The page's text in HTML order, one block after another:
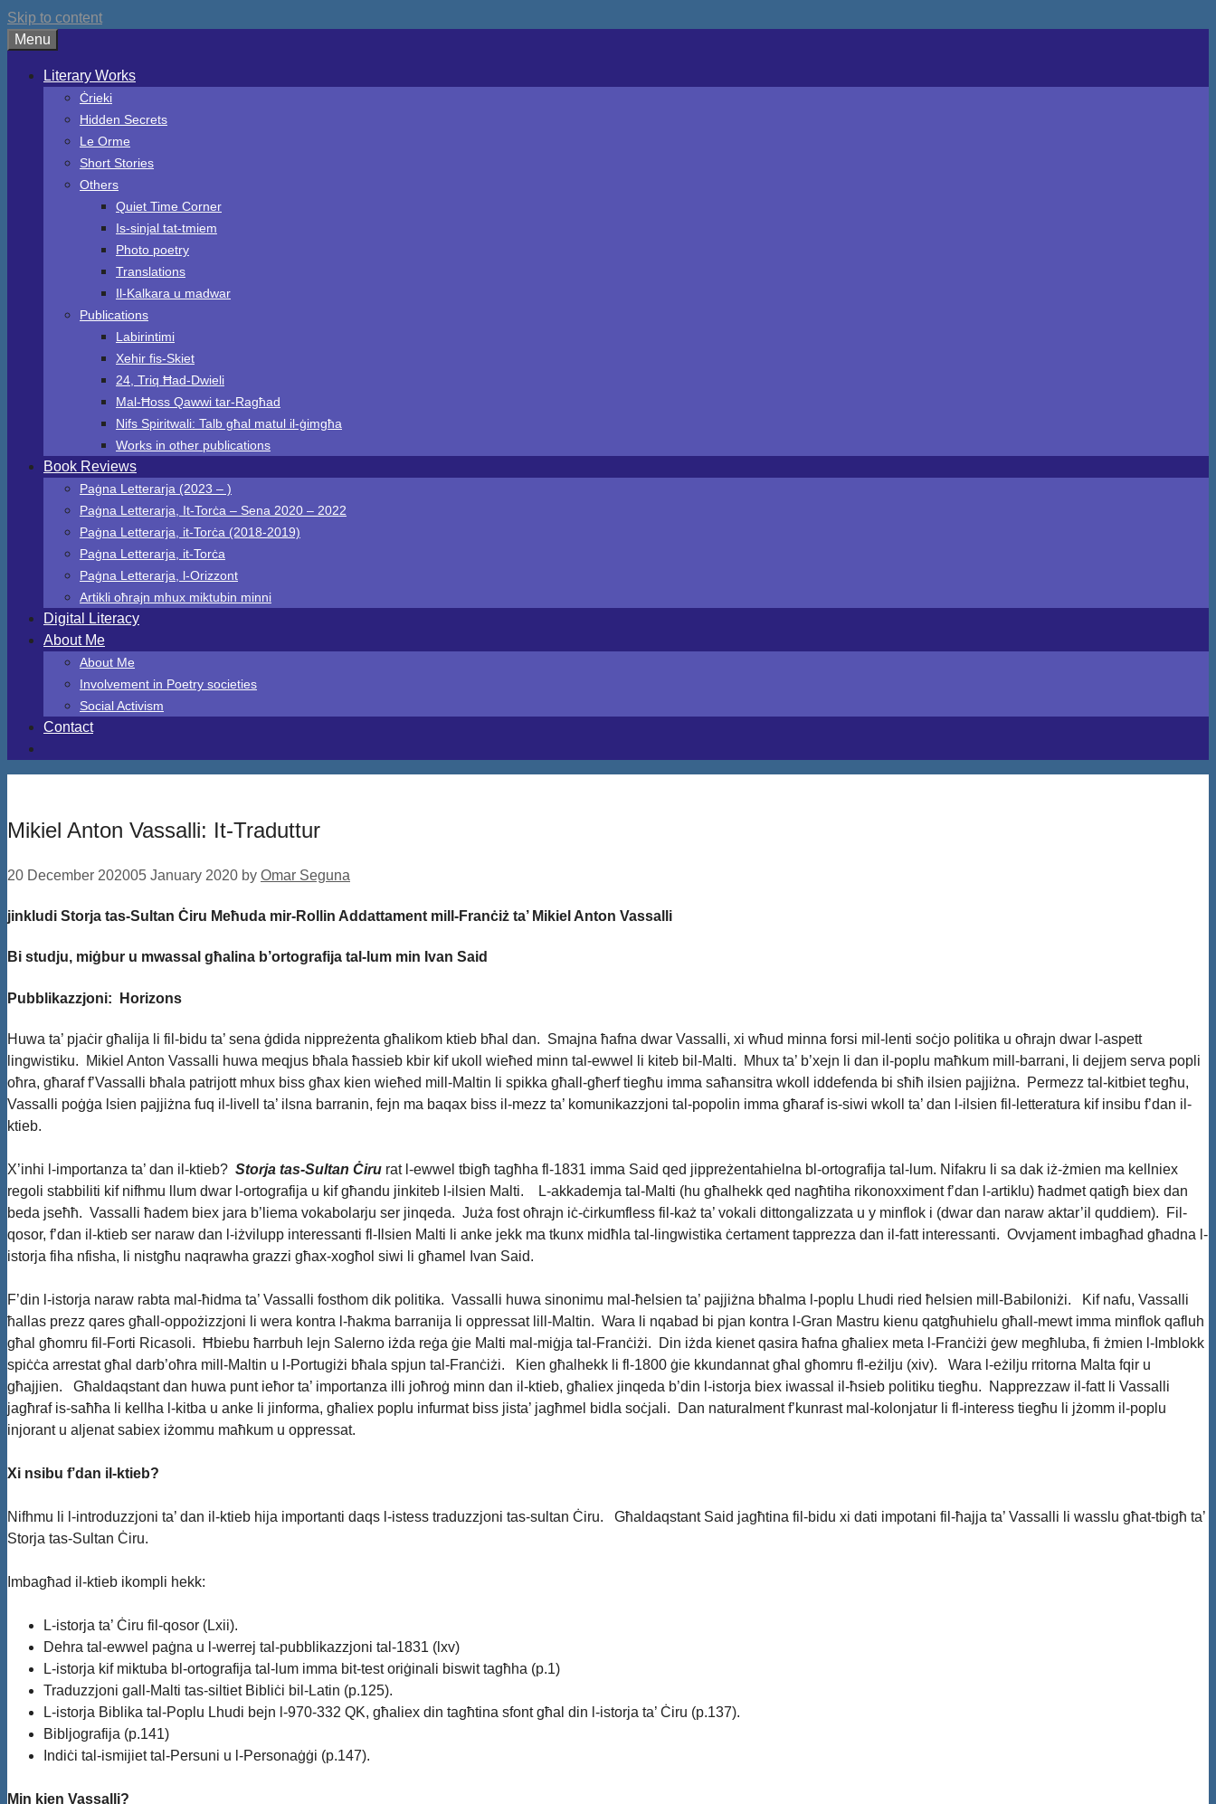
Skip to content
Menu
Literary Works
Ċrieki
Hidden Secrets
Le Orme
Short Stories
Others
Quiet Time Corner
Is-sinjal tat-tmiem
Photo poetry
Translations
Il-Kalkara u madwar
Publications
Labirintimi
Xehir fis-Skiet
24, Triq Ħad-Dwieli
Mal-Ħoss Qawwi tar-Ragħad
Nifs Spiritwali: Talb għal matul il-ġimgħa
Works in other publications
Book Reviews
Paġna Letterarja (2023 – )
Paġna Letterarja, It-Torċa – Sena 2020 – 2022
Paġna Letterarja, it-Torċa (2018-2019)
Paġna Letterarja, it-Torċa
Paġna Letterarja, l-Orizzont
Artikli oħrajn mhux miktubin minni
Digital Literacy
About Me
About Me
Involvement in Poetry societies
Social Activism
Contact
Mikiel Anton Vassalli: It-Traduttur
20 December 202005 January 2020 by Omar Seguna
jinkludi Storja tas-Sultan Ċiru Meħuda mir-Rollin Addattament mill-Franċiż ta’ Mikiel Anton Vassalli
Bi studju, miġbur u mwassal għalina b’ortografija tal-lum min Ivan Said
Pubblikazzjoni: Horizons
Huwa ta’ pjaċir għalija li fil-bidu ta’ sena ġdida nippreżenta għalikom ktieb bħal dan. Smajna ħafna dwar Vassalli, xi wħud minna forsi mil-lenti soċjo politika u oħrajn dwar l-aspett
lingwistiku. Mikiel Anton Vassalli huwa meqjus bħala ħassieb kbir kif ukoll wieħed minn tal-ewwel li kiteb bil-Malti. Mhux ta’ b’xejn li dan il-poplu maħkum mill-barrani, li dejjem serva popli
oħra, għaraf f’Vassalli bħala patrijott mhux biss għax kien wieħed mill-Maltin li spikka għall-għerf tiegħu imma saħansitra wkoll iddefenda bi sħiħ ilsien pajjiżna. Permezz tal-kitbiet tegħu,
Vassalli poġġa lsien pajjiżna fuq il-livell ta’ ilsna barranin, fejn ma baqax biss il-mezz ta’ komunikazzjoni tal-popolin imma għaraf is-siwi wkoll ta’ dan l-ilsien fil-letteratura kif insibu f’dan il-
ktieb.
X’inhi l-importanza ta’ dan il-ktieb? Storja tas-Sultan Ċiru rat l-ewwel tbigħ tagħha fl-1831 imma Said qed jippreżentahielna bl-ortografija tal-lum. Nifakru li sa dak iż-żmien ma kellniex
regoli stabbiliti kif nifhmu llum dwar l-ortografija u kif għandu jinkiteb l-ilsien Malti. L-akkademja tal-Malti (hu għalhekk qed nagħtiha rikonoxximent f’dan l-artiklu) ħadmet qatigħ biex dan
beda jseħħ. Vassalli ħadem biex jara b’liema vokabolarju ser jinqeda. Juża fost oħrajn iċ-ċirkumfless fil-każ ta’ vokali dittongalizzata u y minflok i (dwar dan naraw aktar’il quddiem). Fil-
qosor, f’dan il-ktieb ser naraw dan l-iżvilupp interessanti fl-Ilsien Malti li anke jekk ma tkunx midħla tal-lingwistika ċertament tapprezza dan il-fatt interessanti. Ovvjament imbagħad għadna l-
istorja fiha nfisha, li nistgħu naqrawha grazzi għax-xogħol siwi li għamel Ivan Said.
F’din l-istorja naraw rabta mal-ħidma ta’ Vassalli fosthom dik politika. Vassalli huwa sinonimu mal-ħelsien ta’ pajjiżna bħalma l-poplu Lhudi ried ħelsien mill-Babiloniżi. Kif nafu, Vassalli
ħallas prezz qares għall-oppożizzjoni li wera kontra l-ħakma barranija li oppressat lill-Maltin. Wara li nqabad bi pjan kontra l-Gran Mastru kienu qatgħuhielu għall-mewt imma minflok qafluh
għal għomru fil-Forti Ricasoli. Ħbiebu ħarrbuh lejn Salerno iżda reġa ġie Malti mal-miġja tal-Franċiżi. Din iżda kienet qasira ħafna għaliex meta l-Franċiżi ġew megħluba, fi żmien l-Imblokk
spiċċa arrestat għal darb’oħra mill-Maltin u l-Portugiżi bħala spjun tal-Franċiżi. Kien għalhekk li fl-1800 ġie kkundannat għal għomru fl-eżilju (xiv). Wara l-eżilju rritorna Malta fqir u
għajjien. Għaldaqstant dan huwa punt ieħor ta’ importanza illi joħroġ minn dan il-ktieb, għaliex jinqeda b’din l-istorja biex iwassal il-ħsieb politiku tiegħu. Napprezzaw il-fatt li Vassalli
jagħraf is-saħħa li kellha l-kitba u anke li jinforma, għaliex poplu infurmat biss jista’ jagħmel bidla soċjali. Dan naturalment f’kunrast mal-kolonjatur li fl-interess tiegħu li jżomm il-poplu
injorant u aljenat sabiex iżommu maħkum u oppressat.
Xi nsibu f’dan il-ktieb?
Nifhmu li l-introduzzjoni ta’ dan il-ktieb hija importanti daqs l-istess traduzzjoni tas-sultan Ċiru. Għaldaqstant Said jagħtina fil-bidu xi dati impotani fil-ħajja ta’ Vassalli li wasslu għat-tbigħ ta’
Storja tas-Sultan Ċiru.
Imbagħad il-ktieb ikompli hekk:
L-istorja ta’ Ċiru fil-qosor (Lxii).
Dehra tal-ewwel paġna u l-werrej tal-pubblikazzjoni tal-1831 (lxv)
L-istorja kif miktuba bl-ortografija tal-lum imma bit-test oriġinali biswit tagħha (p.1)
Traduzzjoni gall-Malti tas-siltiet Bibliċi bil-Latin (p.125).
L-istorja Biblika tal-Poplu Lhudi bejn l-970-332 QK, għaliex din tagħtina sfont għal din l-istorja ta’ Ċiru (p.137).
Bibljografija (p.141)
Indiċi tal-ismijiet tal-Persuni u l-Personaġġi (p.147).
Min kien Vassalli?